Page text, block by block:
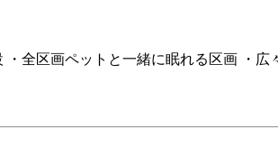
全区画ペットと一緒に眠れる区画 ・広